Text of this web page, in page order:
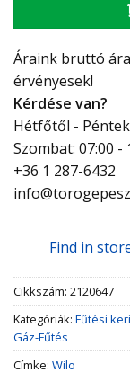
Áraink bruttó
érvényesek!
Kérdése van?
Hétfőtől -
Szombat: 07:00 -
+36 1 287-6432
Find in
Cikkszám: 2120647
Kategóriák: Fűtési
Gáz-Fűtés
Címke: Wilo